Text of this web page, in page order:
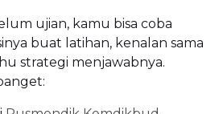
ujian, kamu bisa coba
buat latihan, kenalan sama
strategi menjawabnya.